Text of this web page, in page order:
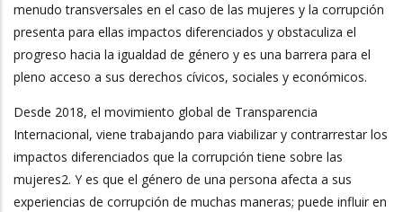
menudo transversales en el caso de las mujeres y la corrupción
presenta para ellas impactos diferenciados y obstaculiza el
progreso hacia la igualdad de género y es una barrera para el
pleno acceso a sus derechos cívicos, sociales y económicos.
Desde 2018, el movimiento global de Transparencia
Internacional, viene trabajando para viabilizar y contrarrestar los
impactos diferenciados que la corrupción tiene sobre las
mujeres2. Y es que el género de una persona afecta a sus
experiencias de corrupción de muchas maneras; puede influir en